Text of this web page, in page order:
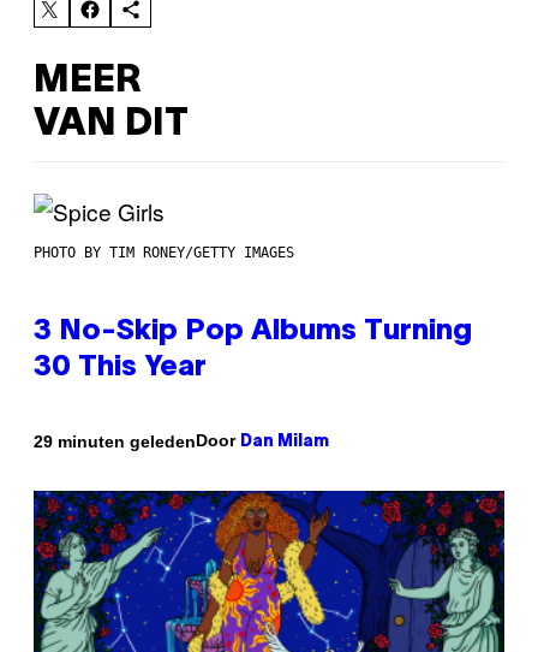
MEER
VAN DIT
PHOTO BY TIM RONEY/GETTY IMAGES
3 No-Skip Pop Albums Turning
30 This Year
29 minuten geledenDoor Dan Milam